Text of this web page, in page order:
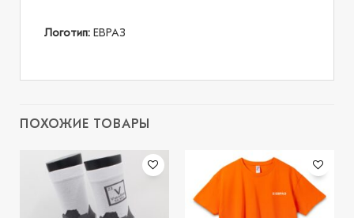
Логотип: ЕВРАЗ
ПОХОЖИЕ ТОВАРЫ
избранное
избранное